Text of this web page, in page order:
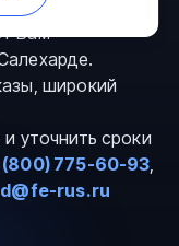
Вам
широкий
уточнить сроки
(800) 775-60-93,
rus.ru